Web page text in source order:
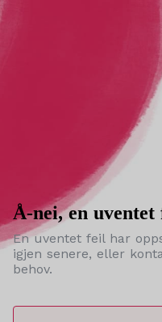
Å-nei, en
En uventet feil har
igjen senere, eller
behov.